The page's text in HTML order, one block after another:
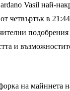
Vasil най-
от четвъртък в
подобрения
и
на майннета